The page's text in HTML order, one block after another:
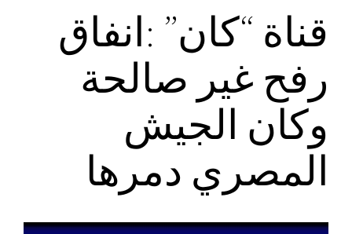
قناة “كان” :انفاق
رفح غير صالحة
وكان الجيش
المصري دمرها